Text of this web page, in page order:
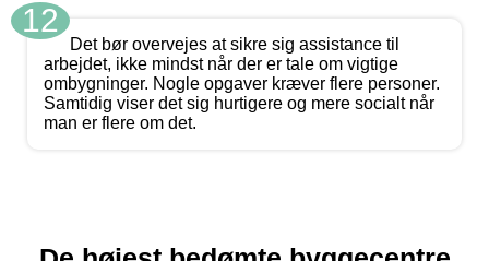
12
Det bør overvejes at sikre sig assistance til
arbejdet, ikke mindst når der er tale om vigtige
ombygninger. Nogle opgaver kræver flere personer.
Samtidig viser det sig hurtigere og mere socialt når
man er flere om det.